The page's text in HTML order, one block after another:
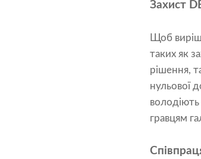
Захист
Щоб
таких як
рішення,
нульової
гравцям